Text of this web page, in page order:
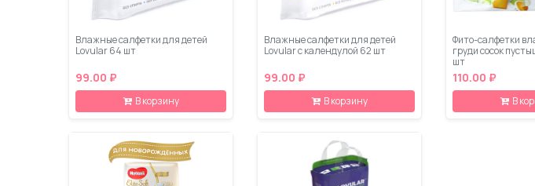
Влажные салфетки для детей
Lovular 64 шт
99.00 ₽
В корзину
Влажные салфетки для детей
Lovular с календулой 62 шт
99.00 ₽
В корзину
Фито-салфетки
груди сосок
шт
110.00 ₽
В